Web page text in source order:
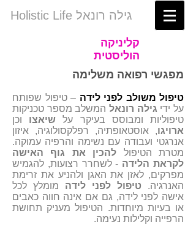
Holistic Life גילה רונאל
קליניקה
הוליסטית
מפגשי רפואה משלימה
טיפול משולב לפני לידה – טיפול שפותח
על ידי גילה רונאל המשלב מספר טכניקות
טיפוליות ומבוסס בעיקר על שיאצו וכן
ארויגו, אוסטאופתיה, רפלקסולוגיה, איזון
אנרגטי ועבודה עם נשימה והרפיה עמוקה.
מטרת הטיפול להכין את גוף האישה
לקראת הלידה - לשחרר רצועות, להגמיש
מפרקים, לאזן את האגן ולהניע את זרימת
האנרגיה. טיפול לפני לידה מומלץ לכל
אישה לפני לידה, גם אם אינה חווה כאבים
או בעיות מיוחדות. הטיפול מעניק תחושת
הרפייה וקלילות נעימה.